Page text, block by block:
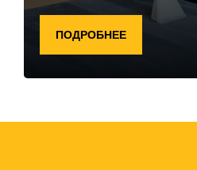
ПОДРОБНЕЕ